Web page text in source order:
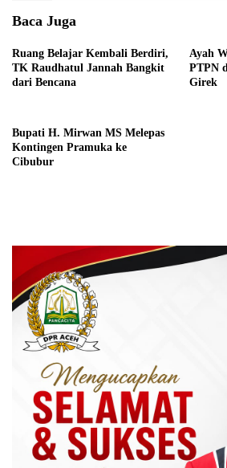
Baca Juga
Ruang Belajar Kembali Berdiri,
TK Raudhatul Jannah Bangkit
dari Bencana
Ayah
PTPN
Girek
Bupati H. Mirwan MS Melepas
Kontingen Pramuka ke
Cibubur